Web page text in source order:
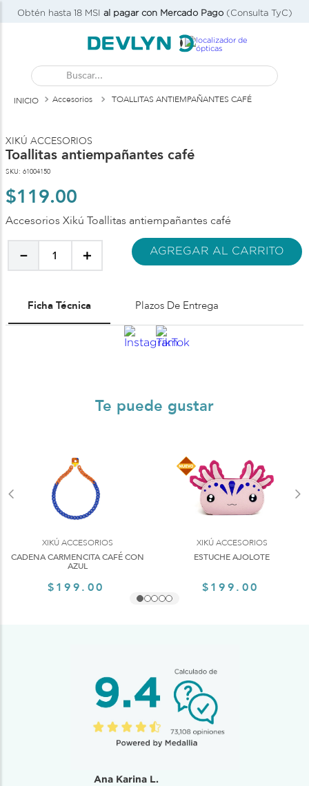
Obtén hasta 18 MSI al pagar con Mercado Pago(Consulta TyC)
Buscar...
Accesorios TOALLITAS ANTIEMPAÑANTES CAFÉ
XIKÚ ACCESORIOS
Toallitas antiempañantes café
SKU: 61004150
$119.00
Accesorios Xikú Toallitas antiempañantes café
＋
－ AGREGAR AL CARRITO
Ficha Técnica Plazos De Entrega
Te puede gustar
XIKÚ ACCESORIOS
CADENA CARMENCITA CAFÉ CON
AZUL
$199.00
XIKÚ ACCESORIOS
ESTUCHE AJOLOTE
$199.00
Ana Karina L.